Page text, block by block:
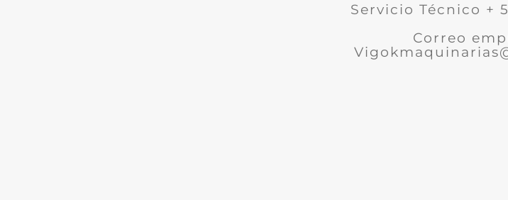
Servicio Técnico +
Correo